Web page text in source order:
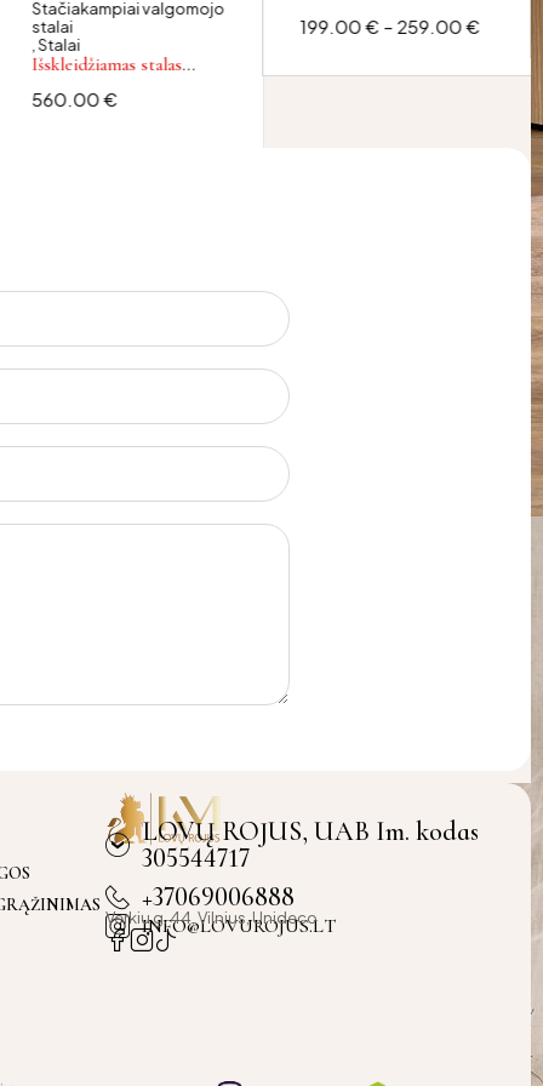
Stačiakampiai valgomojo
stalai
,Stalai
Išskleidžiamas stalas
560.00€
199.00€ – 259.00€
LOVŲ ROJUS, UAB Im. kodas
305544717
+37069006888
INFO@LOVUROJUS.LT
Verkiu g. 44, Vilnius, Unideco